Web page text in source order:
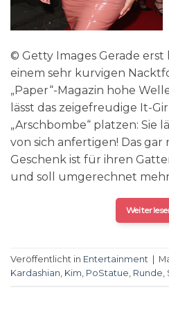
© Getty Images Gerade erst
einem sehr kurvigen
„Paper“-Magazin hohe
lässt das zeigefreudige It-
„Arschbombe“ platzen: Sie
von sich anfertigen! Das
Geschenk ist für ihren
und soll umgerechnet mehr
Veröffentlicht in Entertainment
Kardashian Kim PoStatue Runde